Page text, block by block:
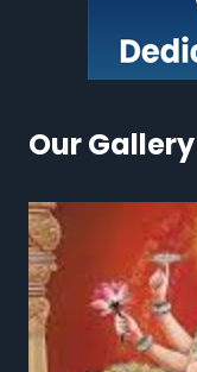
Our Gallery